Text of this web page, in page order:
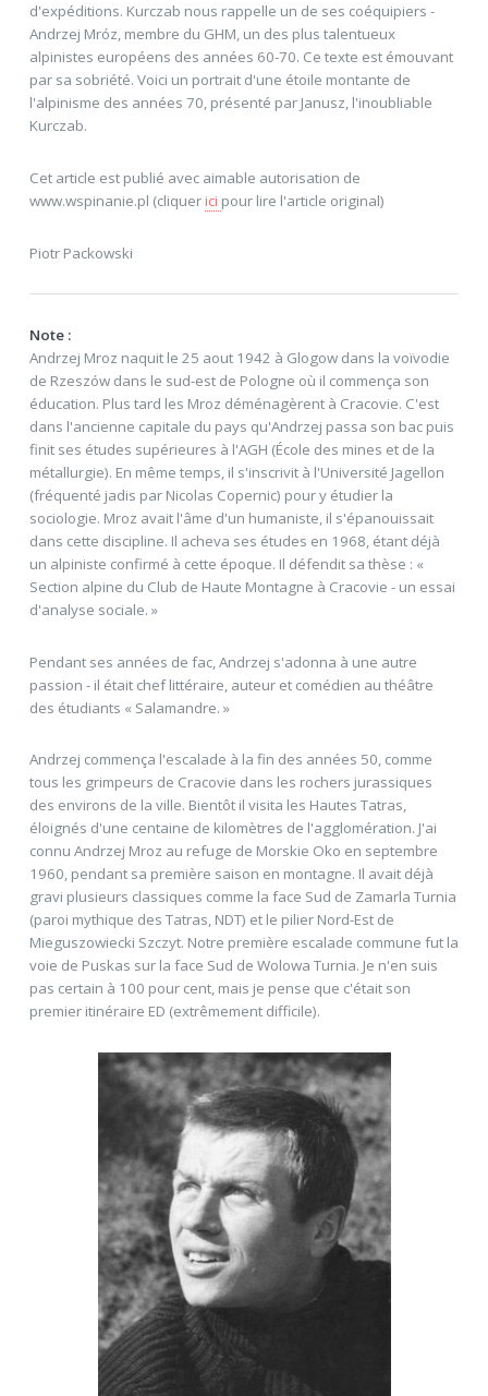
d'expéditions. Kurczab nous rappelle un de ses coéquipiers -
Andrzej Mróz, membre du GHM, un des plus talentueux
alpinistes européens des années 60-70. Ce texte est émouvant
par sa sobriété. Voici un portrait d'une étoile montante de
l'alpinisme des années 70, présenté par Janusz, l'inoubliable
Kurczab.
Cet article est publié avec aimable autorisation de
www.wspinanie.pl (cliquerici pour lire l'article original)
Piotr Packowski
Note :
Andrzej Mroz naquit le 25 aout 1942 à Glogow dans la voïvodie
de Rzeszów dans le sud-est de Pologne où il commença son
éducation. Plus tard les Mroz déménagèrent à Cracovie. C'est
dans l'ancienne capitale du pays qu'Andrzej passa son bac puis
finit ses études supérieures à l'AGH (École des mines et de la
métallurgie). En même temps, il s'inscrivit à l'Université Jagellon
(fréquenté jadis par Nicolas Copernic) pour y étudier la
sociologie. Mroz avait l'âme d'un humaniste, il s'épanouissait
dans cette discipline. Il acheva ses études en 1968, étant déjà
un alpiniste confirmé à cette époque. Il défendit sa thèse : «
Section alpine du Club de Haute Montagne à Cracovie - un essai
d'analyse sociale. »
Pendant ses années de fac, Andrzej s'adonna à une autre
passion - il était chef littéraire, auteur et comédien au théâtre
des étudiants « Salamandre. »
Andrzej commença l'escalade à la fin des années 50, comme
tous les grimpeurs de Cracovie dans les rochers jurassiques
des environs de la ville. Bientôt il visita les Hautes Tatras,
éloignés d'une centaine de kilomètres de l'agglomération. J'ai
connu Andrzej Mroz au refuge de Morskie Oko en septembre
1960, pendant sa première saison en montagne. Il avait déjà
gravi plusieurs classiques comme la face Sud de Zamarla Turnia
(paroi mythique des Tatras, NDT) et le pilier Nord-Est de
Mieguszowiecki Szczyt. Notre première escalade commune fut la
voie de Puskas sur la face Sud de Wolowa Turnia. Je n'en suis
pas certain à 100 pour cent, mais je pense que c'était son
premier itinéraire ED (extrêmement difficile).